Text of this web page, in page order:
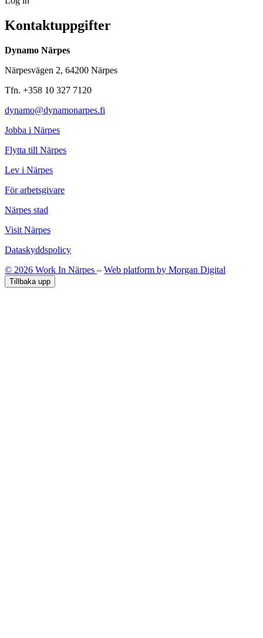
Kontaktuppgifter
Dynamo Närpes
Närpesvägen 2, 64200 Närpes
Tfn. +358 10 327 7120
dynamo@dynamonarpes.fi
Jobba i Närpes
Flytta till Närpes
Lev i Närpes
För arbetsgivare
Närpes stad
Visit Närpes
Dataskyddspolicy
© 2026 Work In Närpes – Web platform by Morgan Digital
Tillbaka upp